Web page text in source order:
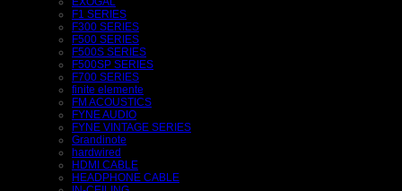
F1 SERIES
F300 SERIES
F500 SERIES
F500S SERIES
F500SP SERIES
F700 SERIES
finite elemente
FM ACOUSTICS
FYNE AUDIO
FYNE VINTAGE SERIES
Grandinote
hardwired
HDMI CABLE
HEADPHONE CABLE